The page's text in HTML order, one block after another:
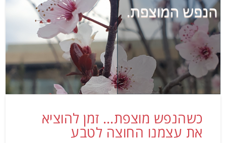
כשהנפש מוצפת… זמן להוציא
את עצמנו החוצה לטבע